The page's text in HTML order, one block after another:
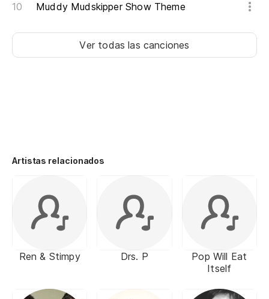
Muddy Mudskipper Show Theme
Ver todas las canciones
Artistas relacionados
Ren & Stimpy Drs. P
Pop Will Eat
Itself